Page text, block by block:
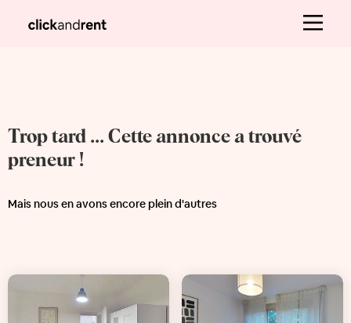
Trop tard ... Cette annonce a trouvé
preneur !
Mais nous en avons encore plein d'autres